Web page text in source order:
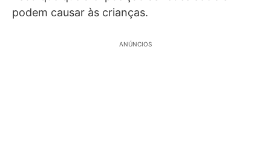
podem causar às crianças.
ANÚNCIOS